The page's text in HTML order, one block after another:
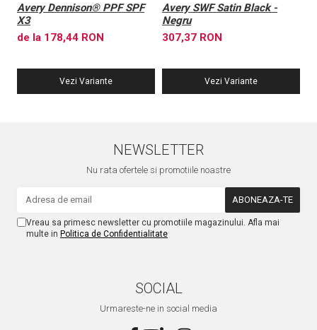
Avery Dennison® PPF SPF
X3
de la 178,44 RON
Vezi Variante
Avery SWF Satin Black -
Negru
307,37 RON
Vezi Variante
NEWSLETTER
Nu rata ofertele si promotiile noastre
Vreau sa primesc newsletter cu promotiile magazinului. Afla mai
multe in Politica de Confidentialitate
SOCIAL
Urmareste-ne in social media